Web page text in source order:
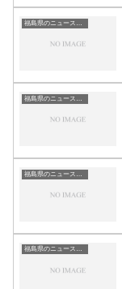
福島県のニュース一覧